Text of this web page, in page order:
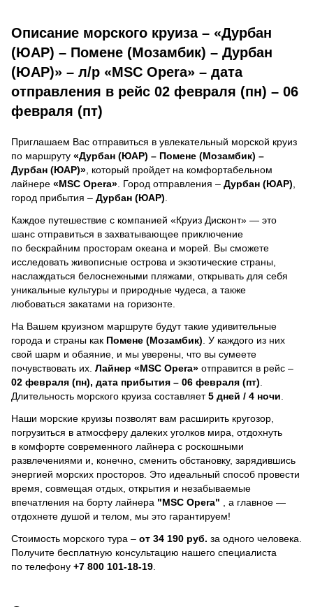
Описание морского круиза – «Дурбан
(ЮАР) – Помене (Мозамбик) – Дурбан
(ЮАР)» – л/р «MSC Opera» – дата
отправления в рейс 02 февраля (пн) – 06
февраля (пт)
Приглашаем Вас отправиться в увлекательный морской круиз
по маршруту «Дурбан (ЮАР) – Помене (Мозамбик) –
Дурбан (ЮАР)» , который пройдет на комфортабельном
лайнере «MSC Opera» . Город отправления – Дурбан (ЮАР)
город прибытия – Дурбан (ЮАР)
Каждое путешествие с компанией «Круиз Дисконт» — это
шанс отправиться в захватывающее приключение
по бескрайним просторам океана и морей. Вы сможете
исследовать живописные острова и экзотические страны,
наслаждаться белоснежными пляжами, открывать для себя
уникальные культуры и природные чудеса, а также
любоваться закатами на горизонте.
На Вашем круизном маршруте будут такие удивительные
города и страны как Помене (Мозамбик) . У каждого из них
свой шарм и обаяние, и мы уверены, что вы сумеете
почувствовать их. Лайнер «MSC Opera» отправится в рейс –
02 февраля (пн), дата прибытия – 06 февраля (пт)
Длительность морского круиза составляет5 дней / 4 ночи
Наши морские круизы позволят вам расширить кругозор,
погрузиться в атмосферу далеких уголков мира, отдохнуть
в комфорте современного лайнера с роскошными
развлечениями и, конечно, сменить обстановку, зарядившись
энергией морских просторов. Это идеальный способ провести
время, совмещая отдых, открытия и незабываемые
впечатления на борту лайнера "MSC Opera"
, a главное —
отдохнете душой и телом, мы это гарантируем!
Стоимость морского тура – от 34 190 руб. за одного человека.
Получите бесплатную консультацию нашего специалиста
по телефону +7 800 101-18-19